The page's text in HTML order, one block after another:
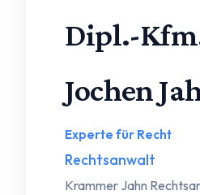
Dipl.-
Jochen
Experte für Recht
Rechtsanwalt
Krammer Jahn